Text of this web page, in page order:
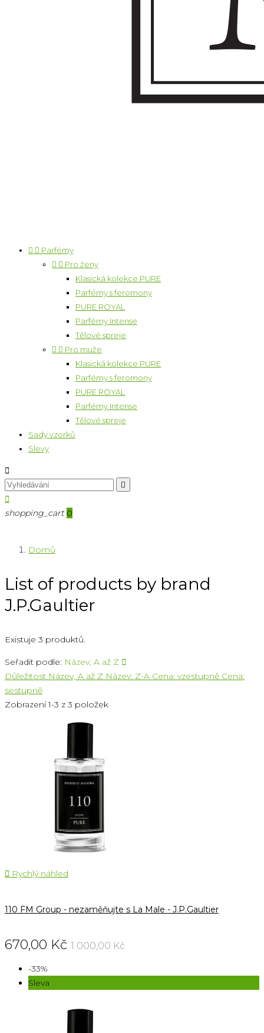
  Parfémy
  Pro ženy
Klasická kolekce PURE
Parfémy s feromony
PURE ROYAL
Parfémy Intense
Tělové spreje
  Pro muže
Klasická kolekce PURE
Parfémy s feromony
PURE ROYAL
Parfémy Intense
Tělové spreje
Sady vzorků
Slevy



shopping_cart 0
Domů
List of products by brand
J.P.Gaultier
Existuje 3 produktů.
Seřadit podle: Název, A až Z 
Důležitost Název, A až Z Název: Z-A Cena: vzestupně Cena:
sestupně
Zobrazení 1-3 z 3 položek
 Rychlý náhled
110 FM Group - nezaměňujte s La Male - J.P.Gaultier
670,00 Kč 1 000,00 Kč
-33%
Sleva